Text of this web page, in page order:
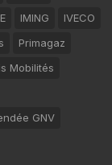
IMING
IVECO
Primagaz
Mobilités
GNV